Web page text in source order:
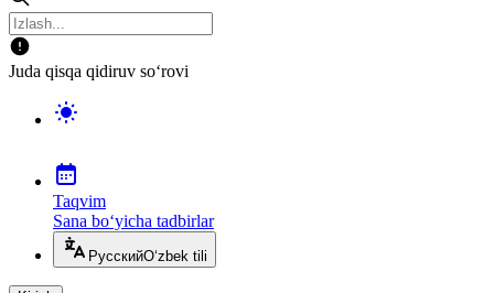
Juda qisqa qidiruv so‘rovi
Taqvim
Sana bo‘yicha tadbirlar
РусскийO‘zbek tili